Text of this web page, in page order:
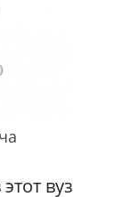
вуз